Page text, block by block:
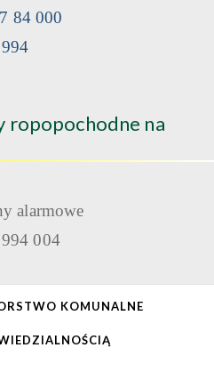
84 000
994
ropopochodne na
alarmowe
004
KOMUNALNE